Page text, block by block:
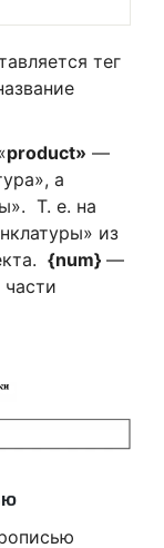
тег
product» —
а
Т. е. на
из
{num} —